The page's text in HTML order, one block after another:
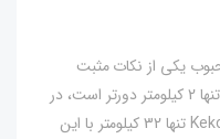
یکی از نکات مثبت
اصلی است. ساحل Ince Bogaz Cinar تنها 2 کیلومتر دورتر است، در
حالی که شهر معروف Kekova Sunken City تنها 32 کیلومتر با این